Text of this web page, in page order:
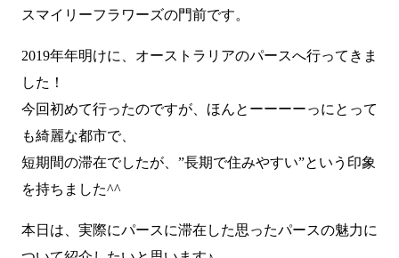
スマイリーフラワーズの門前です。
2019年年明けに、オーストラリアのパースへ行ってきま
した！
今回初めて行ったのですが、ほんとーーーーっにとって
も綺麗な都市で、
短期間の滞在でしたが、”長期で住みやすい”という印象
を持ちました^^
本日は、実際にパースに滞在した思ったパースの魅力に